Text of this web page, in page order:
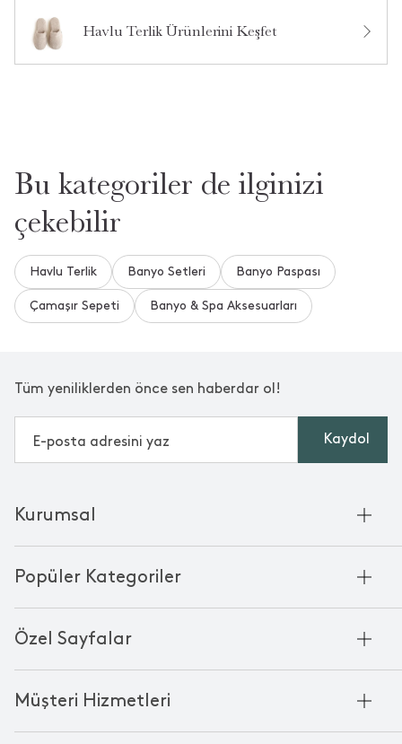
Ürün Hakkında Soru Sor
Havlu Terlik Ürünlerini Keşfet
Bu kategoriler de ilginizi
çekebilir
Havlu Terlik Banyo Setleri Banyo Paspası
Çamaşır Sepeti Banyo & Spa Aksesuarları
Tüm yeniliklerden önce sen haberdar ol!
Kaydol
Popüler Kategoriler
Bornoz
Özel Sayfalar
Black Friday
Kurumsal
Kurumsal Satış
Chakra Manifesto
Mağazalarımız
Çerez Politikası
Müşteri Hizmetleri